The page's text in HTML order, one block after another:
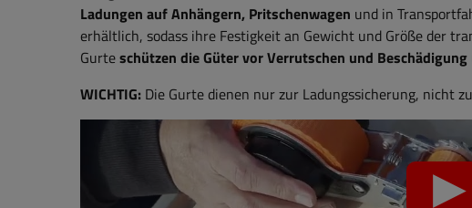
Ladungen auf Anhängern, Pritschenwagen und in
erhältlich, sodass ihre Festigkeit an Gewicht und Größe der
Gurteschützen die Güter vor Verrutschen und Beschädigung
WICHTIG: Die Gurte dienen nur zur Ladungssicherung, nicht